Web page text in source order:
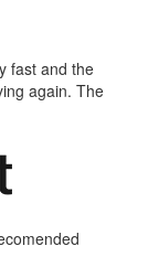
fast and the
again. The